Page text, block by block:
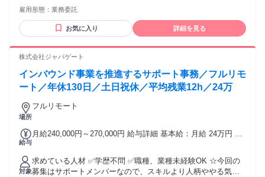
♫ ✨また、経験・スキルに応じては SV（育成担当）への昇格
働を想定 【ひとつでも当てはまれば歓迎】 ✋電話発信（架
電）や テレアポの経験がある方 ✋BtoB営業の経験がある方 ✋
明るくハキハキと会話ができる方 ༶ ༶ ༶ ༶ ༶ ༶ ༶ ༶ ༶ ༶ ༶ ༶ ༶
歓迎 ✅主婦・主夫歓迎 ✅副業・WワークOK ✅ブランクOK ✅
既卒歓迎／第二新卒歓迎 ✅転職回数不問 ✅フルリモート（完
全在宅） ✅在宅OK／住宅勤務（リモートワーク）OK ✨長期
⸜⸜ さらにこちらもPOINT ⸝⸝ ✱急募！即日勤務OK ✱大量募集
༶ ༶ ༶ ༶ ༶ ༶ ༶ ༶ ༶ ༶ ༶ ༶ ༶ ༶ ༶ ༶ ༶ ༶
雇用形態： 業務委託
お気に入り 詳細を見る
株式会社ジャパゲート
インバウンド事業を推進するサポート事務／フルリモ
ート／年休130日／土日祝休／平均残業12h／24万
場所
フルリモート
給与
月給240,000円～270,000円 給与詳細 基本給：月給 24万円 〜
れる通勤・皆勤・家族手当金額：なし 全員に一律で支払われ
るその他手当金額：なし
対象
求めている人材 ✅学歴不問 ✅職種、業種未経験OK ☆今回の
募集はサポートメンバーなので、スキルより人柄ややる気を